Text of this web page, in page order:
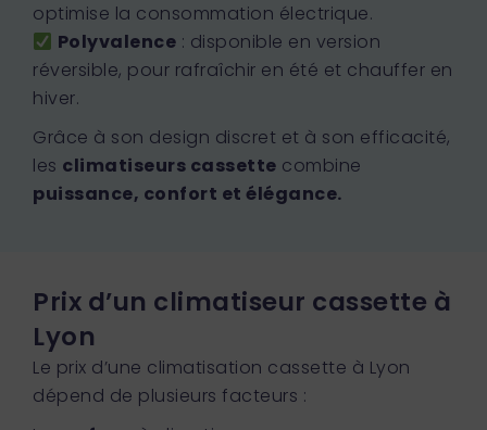
optimise la consommation électrique.
Polyvalence : disponible en version
réversible, pour rafraîchir en été et chauffer en
hiver.
Grâce à son design discret et à son efficacité,
les climatiseurs cassette combine
puissance, confort et élégance.
Prix d’un climatiseur cassette à
Lyon
Le prix d’une climatisation cassette à Lyon
dépend de plusieurs facteurs :